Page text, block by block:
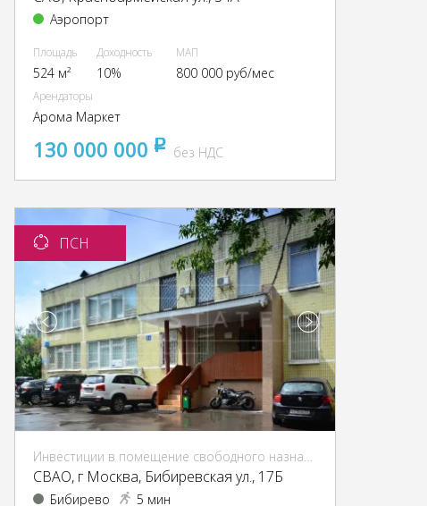
Аэропорт
Площадь
524 м²
Доходность
10%
МАП
800 000 руб/мес
Арендаторы
Арома Маркет
130 000 000 pуббез НДС
ПСН
Инвестиции в помещение свободного назначения (ПСН)
CВАО, г Москва, Бибиревская ул., 17Б
Бибирево 5 мин